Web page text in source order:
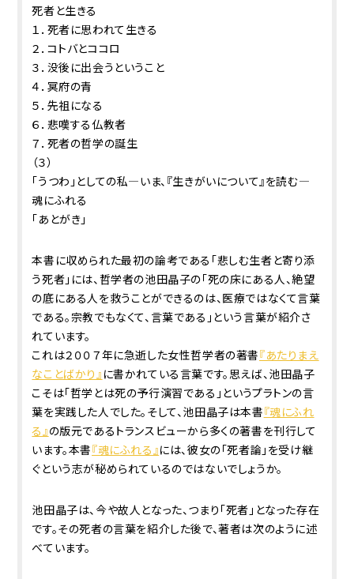
死者と生きる
１．死者に思われて生きる
２．コトバとココロ
３．没後に出会うということ
４．冥府の青
５．先祖になる
６．悲嘆する仏教者
７．死者の哲学の誕生
（３）
「うつわ」としての私―いま、『生きがいについて』を読む―
魂にふれる
「あとがき」
本書に収められた最初の論考である「悲しむ生者と寄り添
う死者」には、哲学者の池田晶子の「死の床にある人、絶望
の底にある人を救うことができるのは、医療ではなくて言葉
である。宗教でもなくて、言葉である」という言葉が紹介さ
れています。
これは２００７年に急逝した女性哲学者の著書『あたりまえ
なことばかり』 に書かれている言葉です。思えば、池田晶子
こそは「哲学とは死の予行演習である」というプラトンの言
葉を実践した人でした。そして、池田晶子は本書『魂にふれ
る』の版元であるトランスビューから多くの著書を刊行して
います。本書『魂にふれる』には、彼女の「死者論」を受け継
ぐという志が秘められているのではないでしょうか。
池田晶子は、今や故人となった、つまり「死者」となった存在
です。その死者の言葉を紹介した後で、著者は次のように述
べています。